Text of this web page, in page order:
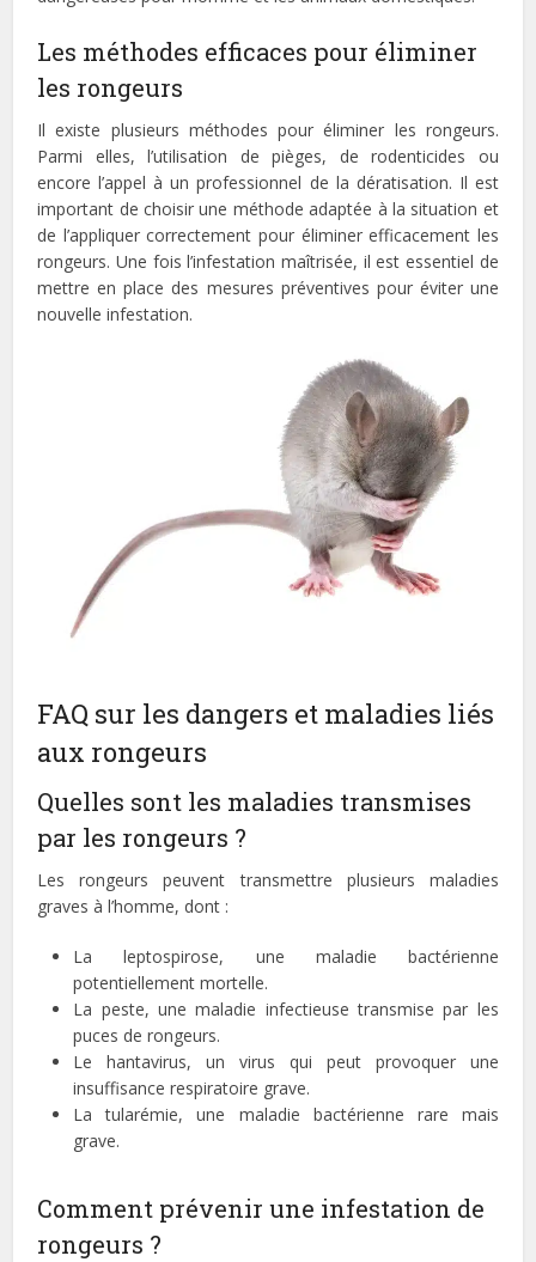
Les méthodes efficaces pour éliminer
les rongeurs
Il existe plusieurs méthodes pour éliminer les rongeurs.
Parmi elles, l’utilisation de pièges, de rodenticides ou
encore l’appel à un professionnel de la dératisation. Il est
important de choisir une méthode adaptée à la situation et
de l’appliquer correctement pour éliminer efficacement les
rongeurs. Une fois l’infestation maîtrisée, il est essentiel de
mettre en place des mesures préventives pour éviter une
nouvelle infestation.
FAQ sur les dangers et maladies liés
aux rongeurs
Quelles sont les maladies transmises
par les rongeurs ?
Les rongeurs peuvent transmettre plusieurs maladies
graves à l’homme, dont :
La leptospirose, une maladie bactérienne
potentiellement mortelle.
La peste, une maladie infectieuse transmise par les
puces de rongeurs.
Le hantavirus, un virus qui peut provoquer une
insuffisance respiratoire grave.
La tularémie, une maladie bactérienne rare mais
grave.
Comment prévenir une infestation de
rongeurs ?